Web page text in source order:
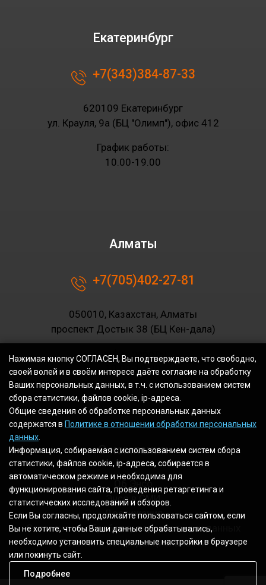
Екатеринбург
+7(343)384-87-33
620109 Екатеринбург
ул. Крауля, 9а (БЦ "Олимп"), офис 412
График работы:
10.00-19.00
Алматы
+7(705)402-27-81
050010, Казахстан, Алматы
проспект Достык 38 (БЦ Кен-дала)
График работы:
10.00-19.00
О компании
Об Энсо
Энсо в СМИ
Достижения
Согласие на обработку персональных данных
Политика конфиденциальности
Нажимая кнопку СОГЛАСЕН, Вы подтверждаете, что свободно,
своей волей и в своём интересе даёте согласие на обработку
Ваших персональных данных, в т.ч. с использованием систем
сбора статистики, файлов cookie, ip-адреса.
Общие сведения об обработке персональных данных
содержатся в Политике в отношении обработки персональных
данных
Информация, собираемая с использованием систем сбора
статистики, файлов cookie, ip-адреса, собирается в
автоматическом режиме и необходима для
функционирования сайта, проведения ретаргетинга и
статистических исследований и обзоров.
Если Вы согласны, продолжайте пользоваться сайтом, если
Вы не хотите, чтобы Ваши данные обрабатывались,
необходимо установить специальные настройки в браузере
или покинуть сайт.
Подробнее